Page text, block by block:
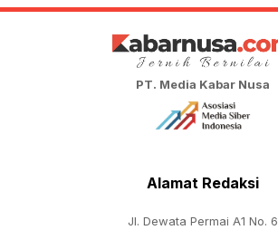
PT. Media Kabar Nusa
Alamat Redaksi
Jl. Dewata Permai A1 No. 6